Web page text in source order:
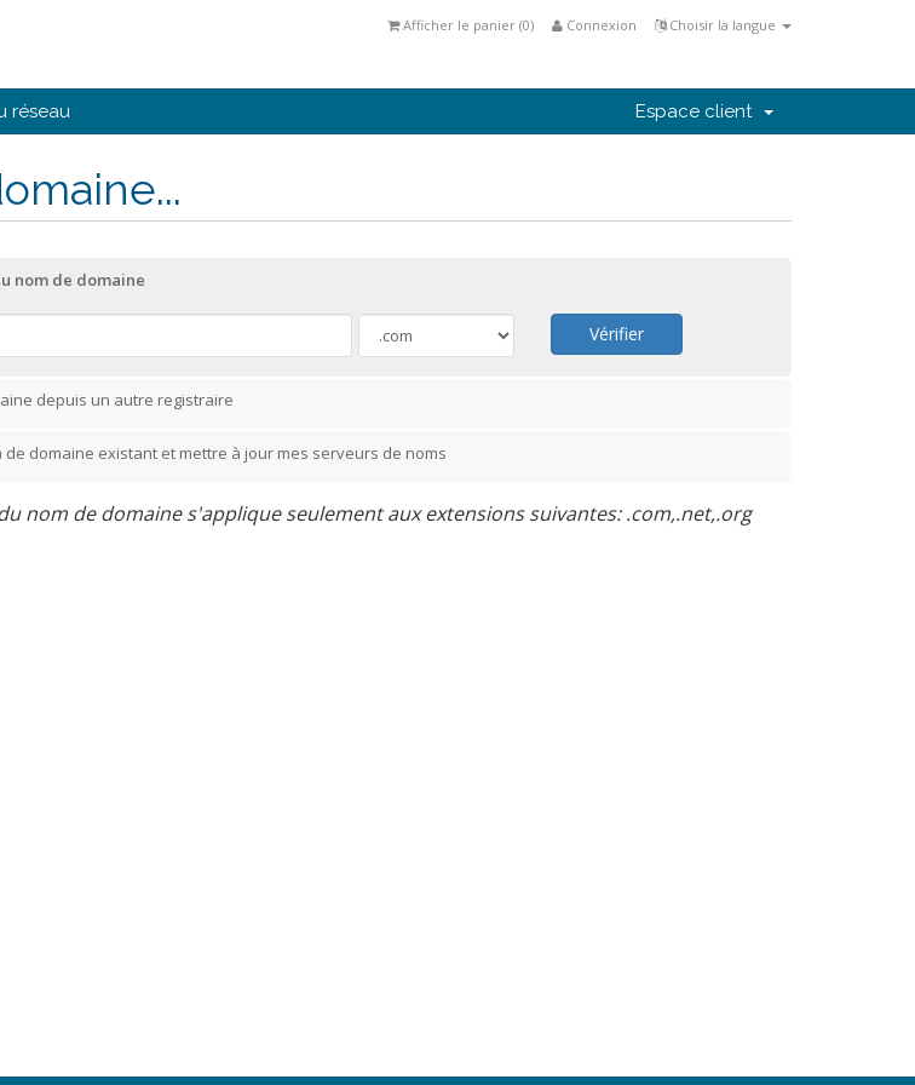
Choisir la langue
Connexion
Afficher le panier (0)
réseau Espace client
nom de domaine
Vérifier
depuis un autre registraire
de domaine existant et mettre à jour mes serveurs de noms
nom de domaine s'applique seulement aux extensions suivantes: .com,.net,.org